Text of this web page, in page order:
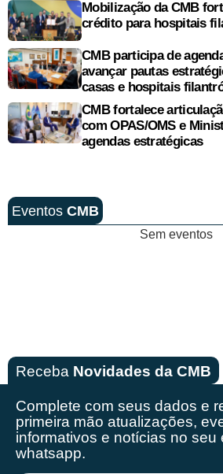
Mobilização da CMB
crédito para hospitais
CMB participa de
avançar pautas
casas e hospitais
CMB fortalece
com OPAS/OMS e
agendas estratégicas
Eventos CMB
Sem eventos
Receba Novidades da CMB
Complete com seus dados e
primeira mão atualizações,
informativos e notícias no seu
whatsapp.